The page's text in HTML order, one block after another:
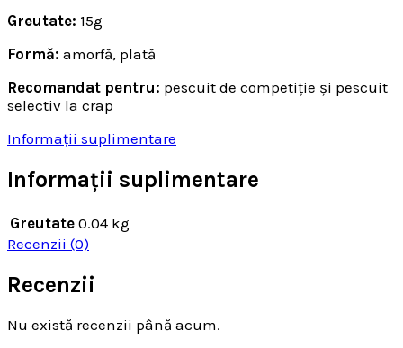
Greutate: 15g
Formă: amorfă, plată
Recomandat pentru: pescuit de competiție și pescuit
selectiv la crap
Informații suplimentare
Informații suplimentare
Greutate 0.04 kg
Recenzii (0)
Recenzii
Nu există recenzii până acum.